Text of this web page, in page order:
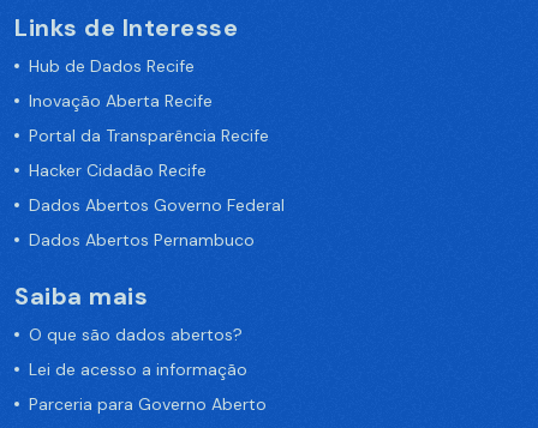
Links de Interesse
Hub de Dados Recife
Inovação Aberta Recife
Portal da Transparência Recife
Hacker Cidadão Recife
Dados Abertos Governo Federal
Dados Abertos Pernambuco
Saiba mais
O que são dados abertos?
Lei de acesso a informação
Parceria para Governo Aberto